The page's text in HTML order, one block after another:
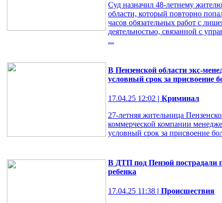
Суд назначил 48-летнему
области, который повторно
часов обязательных работ с
деятельностью, связанной с
...
В Пензенской области экс-
условный срок за присвоение
17.04.25 12:02 | Криминал
27-летняя жительница
коммерческой компании
условный срок за присвоение
В ДТП под Пензой пострадали
ребенка
17.04.25 11:38 | Происшествия